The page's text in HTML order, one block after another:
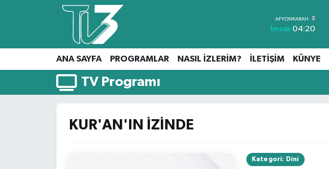
İmsak 04:20
ANA SAYFA PROGRAMLAR NASIL İZLERİM? İLETİŞİM KÜNYE
TV Programı
KUR'AN'IN İZİNDE
Kategori: Dini
Canlı Yayın
PROGRAMLAR
NASIL İZLERİM?